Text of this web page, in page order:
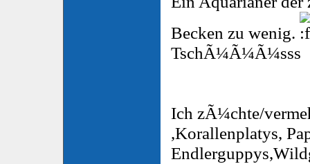
Becken zu wenig.
TschÃ¼Ã¼Ã¼sss
Ich zÃ¼chte/
,Korallenplatys,